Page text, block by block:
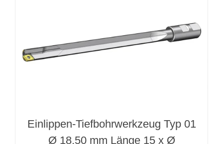
Einlippen-Tiefbohrwerkzeug Typ 01
Ø 18,50 mm Länge 15 x Ø